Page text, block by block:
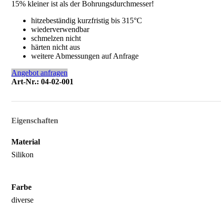
15% kleiner ist als der Bohrungsdurchmesser!
hitzebeständig kurzfristig bis 315°C
wiederverwendbar
schmelzen nicht
härten nicht aus
weitere Abmessungen auf Anfrage
Angebot anfragen
Art-Nr.: 04-02-001
Eigenschaften
Material
Silikon
Farbe
diverse